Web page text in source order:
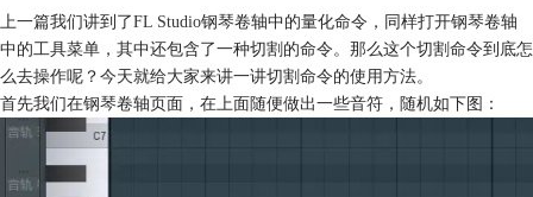
上一篇我们讲到了FL Studio钢琴卷轴中的量化命令，同样打开钢琴卷轴
中的工具菜单，其中还包含了一种切割的命令。那么这个切割命令到底怎
么去操作呢？今天就给大家来讲一讲切割命令的使用方法。
首先我们在钢琴卷轴页面，在上面随便做出一些音符，随机如下图：